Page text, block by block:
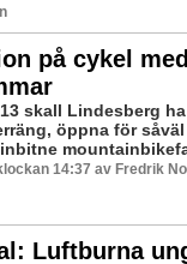
på cykel
skall Lindesberg
öppna för
14:37 av Fredrik
Luftburna